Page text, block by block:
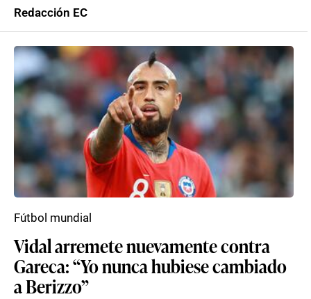
Redacción EC
Vidal arremete nuevamente contra
Gareca: “Yo nunca hubiese cambiado
a Berizzo”
Fútbol mundial